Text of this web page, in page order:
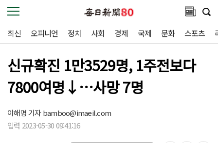
최신 오피니언 정치 사회 경제 국제 문화 스포츠
신규확진 1만3529명, 1주전보다
7800여명↓…사망 7명
이해명 기자bamboo@imaeil.com
입력 2023-05-30 09:41:16